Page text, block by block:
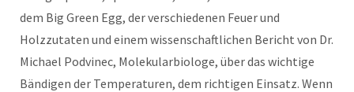
dem Big Green Egg, der verschiedenen Feuer und
Holzzutaten und einem wissenschaftlichen Bericht von Dr.
Michael Podvinec, Molekularbiologe, über das wichtige
Bändigen der Temperaturen, dem richtigen Einsatz. Wenn